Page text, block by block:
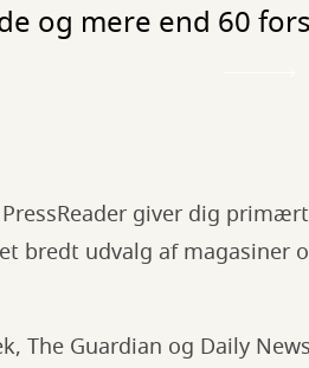
og mere end 60
PressReader giver dig
bredt udvalg af magasiner
The Guardian og Daily